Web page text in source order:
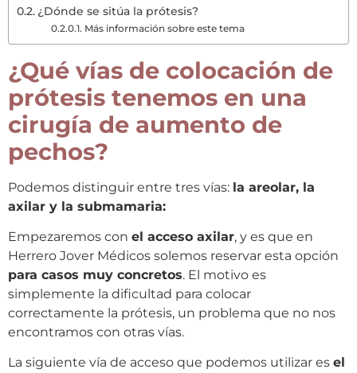
¿Dónde se sitúa la prótesis?
Más información sobre este tema
¿Qué vías de colocación de
prótesis tenemos en una
cirugía de aumento de
pechos?
Podemos distinguir entre tres vías: la areolar, la
axilar y la submamaria:
Empezaremos con el acceso axilar, y es que en
Herrero Jover Médicos solemos reservar esta opción
para casos muy concretos. El motivo es
simplemente la dificultad para colocar
correctamente la prótesis, un problema que no nos
encontramos con otras vías.
La siguiente vía de acceso que podemos utilizar es el